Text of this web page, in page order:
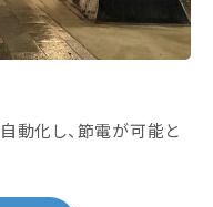
動化し、節電が可能と